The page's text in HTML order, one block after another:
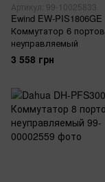
Артикул: 99-10025833
Ewind EW-PIS1806GE
Коммутатор 6 портов
неуправляемый
3 558 грн